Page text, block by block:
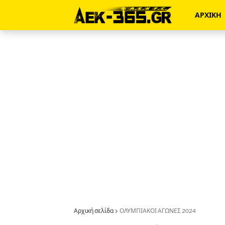
ΑΡΧΙΚΗ
Αρχική σελίδα ΟΛΥΜΠΙΑΚΟΙ ΑΓΩΝΕΣ 2024